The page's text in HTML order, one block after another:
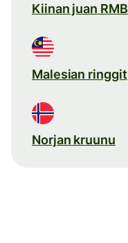
Kiinan juan RMB
Malesian ringgit
Norjan kruunu